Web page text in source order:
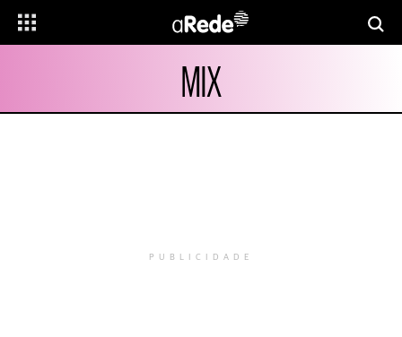
MIX
PUBLICIDADE